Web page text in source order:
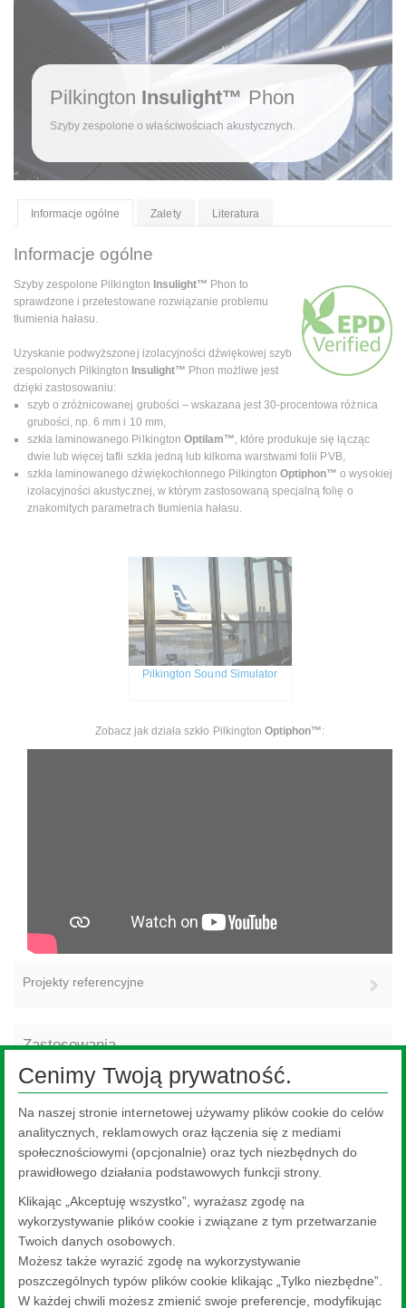
Pilkington Insulight™ Phon
Szyby zespolone o właściwościach akustycznych.
Informacje ogólne Zalety Literatura
Informacje ogólne
Szyby zespolone Pilkington Insulight™ Phon to
sprawdzone i przetestowane rozwiązanie problemu
tłumienia hałasu.
Uzyskanie podwyższonej izolacyjności dźwiękowej szyb
zespolonych Pilkington Insulight™ Phon możliwe jest
dzięki zastosowaniu:
szyb o zróżnicowanej grubości – wskazana jest 30-procentowa różnica
grubości, np. 6 mm i 10 mm,
szkła laminowanego Pilkington Optilam™ , które produkuje się łącząc
dwie lub więcej tafli szkła jedną lub kilkoma warstwami folii PVB,
szkła laminowanego dźwiękochłonnego PilkingtonOptiphon™ o wysokiej
izolacyjności akustycznej, w którym zastosowaną specjalną folię o
znakomitych parametrach tłumienia hałasu.
Pilkington Sound Simulator
Zobacz jak działa szkło Pilkington Optiphon™:
Projekty referencyjne
Zastosowania
Okna
Cenimy Twoją prywatność.
Na naszej stronie internetowej używamy plików cookie do celów
analitycznych, reklamowych oraz łączenia się z mediami
społecznościowymi (opcjonalnie) oraz tych niezbędnych do
prawidłowego działania podstawowych funkcji strony.
Klikając „Akceptuję wszystko”, wyrażasz zgodę na
wykorzystywanie plików cookie i związane z tym przetwarzanie
Twoich danych osobowych.
Możesz także wyrazić zgodę na wykorzystywanie
poszczególnych typów plików cookie klikając „Tylko niezbędne”.
W każdej chwili możesz zmienić swoje preferencje, modyfikując